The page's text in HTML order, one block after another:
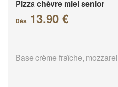
Pizza chèvre miel senior
Dès 13.90 €
Base crème fraîche,